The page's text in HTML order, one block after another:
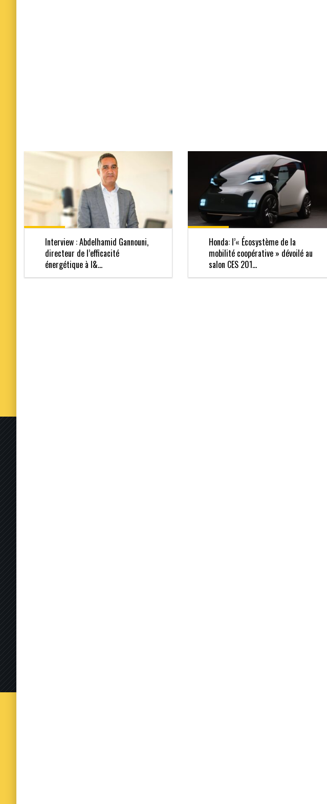
Interview : Abdelhamid Gannouni,
directeur de l’efficacité
énergétique à l&...
Honda: l’« Écosystème de la
mobilité coopérative » dévoilé au
salon CES 201...